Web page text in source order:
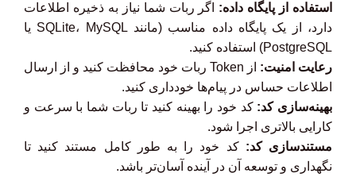
استفاده از پایگاه داده: اگر ربات شما نیاز به ذخیره اطلاعات
دارد، از یک پایگاه داده مناسب (مانند SQLite، MySQL یا
PostgreSQL) استفاده کنید.
رعایت امنیت:
از Token ربات خود محافظت کنید و از ارسال
اطلاعات حساس در پیام‌ها خودداری کنید.
بهینه‌سازی کد: کد خود را بهینه کنید تا ربات شما با سرعت و
کارایی بالاتری اجرا شود.
مستندسازی کد: کد خود را به طور کامل مستند کنید تا
نگهداری و توسعه آن در آینده آسان‌تر باشد.